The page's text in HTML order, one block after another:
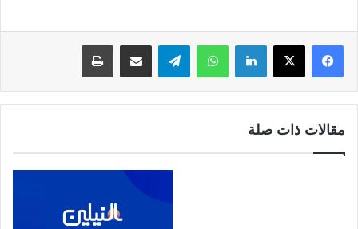
لينكدإن واتساب
مقالات ذات صلة